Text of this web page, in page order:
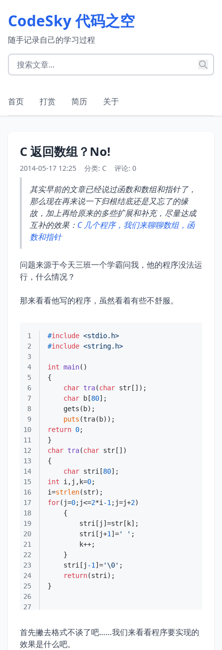
CodeSky 代码之空
随手记录自己的学习过程
首页 打赏 简历 关于
C 返回数组？No!
2014-05-17 12:25 分类: C 评论: 0
其实早前的文章已经说过函数和数组和指针了，
那么现在再来说一下归根结底还是又忘了的缘
故，加上再给原来的多些扩展和补充，尽量达成
互补的效果： C 几个程序，我们来聊聊数组，函
数和指针
问题来源于今天三班一个学霸问我，他的程序没法运
行，什么情况？
那来看看他写的程序，虽然看着有些不舒服。
1 #include <stdio.h>
2
#include <string.h>
3
4
int main()
5
6
char tra(char str[])
7
char b[80
8
9
puts
10
return 0
11
12
char tra(char str[])
13
14
char stri[80
15
int i,j,k=0
16
i=strlen
17
for(j=0;j<=2*i -1 ;j=j+2
18
19
20
        stri[j+
1 ]=' '
21
22
23
    stri[j
-1 ]='\0'
24
return
25
26
27
首先撇去格式不谈了吧……我们来看看程序要实现的
效果是什么吧。